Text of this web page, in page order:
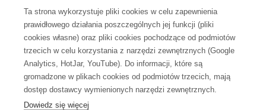
Ta strona wykorzystuje pliki cookies w celu zapewnienia
prawidłowego działania poszczególnych jej funkcji (pliki
cookies własne) oraz pliki cookies pochodzące od podmiotów
trzecich w celu korzystania z narzędzi zewnętrznych (Google
Analytics, HotJar, YouTube). Do informacji, które są
gromadzone w plikach cookies od podmiotów trzecich, mają
dostęp dostawcy wymienionych narzędzi zewnętrznych.
Dowiedz się więcej
KONTAKT